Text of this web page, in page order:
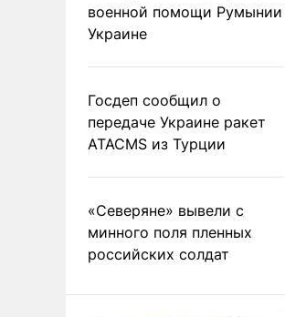
военной помощи Румынии
Украине
Госдеп сообщил о
передаче Украине ракет
ATACMS из Турции
«Северяне» вывели с
минного поля пленных
российских солдат